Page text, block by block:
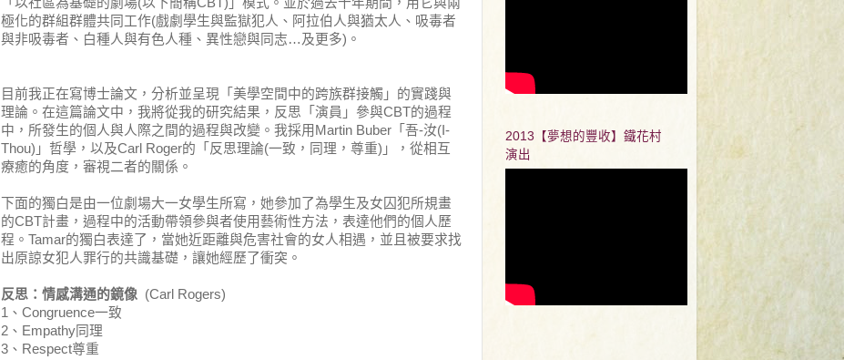
極化的群組群體共同工作(戲劇學生與監獄犯人、阿拉伯人與猶太人、吸毒者
與非吸毒者、白種人與有色人種、異性戀與同志…及更多) 。
目前我正在寫博士論文，分析並呈現「美學空間中的跨族群接觸」的實踐與
理論。在這篇論文中，我將從我的研究結果，反思「演員」參與CBT的過程
中，所發生的個人與人際之間的過程與改變。我採用 Martin Buber 「吾-汝(I-
Thou) 」哲學，以及Carl Roger的「反思理論(一致，同理，尊重) 」，從相互
療癒的角度，審視二者的關係。
下面的獨白是由一位劇場大一女學生所寫，她參加了為學生及女囚犯所規畫
的CBT計畫，過程中的活動帶領參與者使用藝術性方法，表達他們的個人歷
程。 Tamar的獨白表達了，當她近距離與危害社會的女人相遇，並且被要求找
出原諒女犯人罪行的共識基礎，讓她經歷了衝突。
反思：情感溝通的鏡像 (Carl Rogers)
1 、 Congruence一致
2 、 Empathy同理
3 、 Respect尊重
2013【夢想的豐收】鐵花村
演出